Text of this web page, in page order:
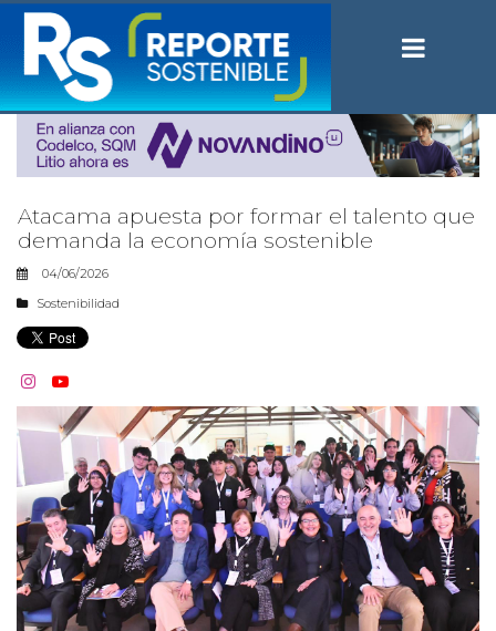
Atacama apuesta por formar el talento que
demanda la economía sostenible
04/06/2026
Sostenibilidad
 